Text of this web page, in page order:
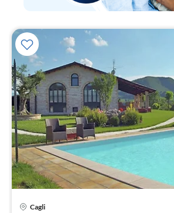
Cagli